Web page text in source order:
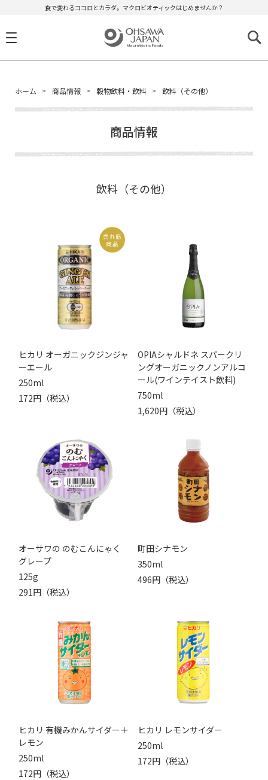
食で変わるココロとカラダ。マクロビオティックはじめませんか？
ホーム 商品情報 穀物飲料・飲料 飲料（その他）
商品情報
飲料（その他）
ヒカリ オーガニックジンジャ
ーエール
250ml
172円（税込）
OPIAシャルドネ スパークリ
ングオーガニックノンアルコ
ール(ワインテイスト飲料)
750ml
1,620円（税込）
オーサワの のむこんにゃく
グレープ
125g
291円（税込）
町田シナモン
350ml
496円（税込）
ヒカリ 有機みかんサイダー＋
レモン
250ml
172円（税込）
ヒカリ レモンサイダー
250ml
172円（税込）